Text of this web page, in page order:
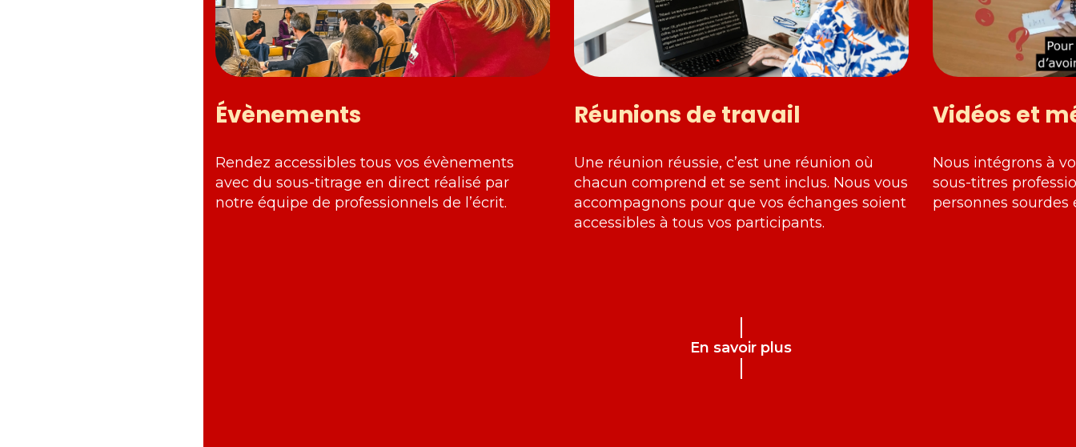
Évènements
Rendez accessibles tous vos évènements
avec du sous-titrage en direct réalisé par
notre équipe de professionnels de l’écrit.
Réunions de travail
Une réunion réussie, c’est une réunion où
chacun comprend et se sent inclus. Nous vous
accompagnons pour que vos échanges soient
accessibles à tous vos participants.
Vidéos et
Nous intégrons à
sous-titres
personnes
En savoir plus